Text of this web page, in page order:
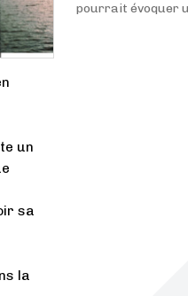
un
sa
la
pourrait évoquer